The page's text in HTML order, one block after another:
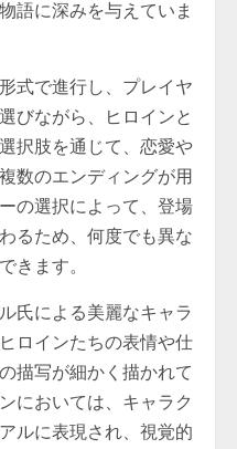
語に深みを与えていま
式で進行し、プレイヤ
びながら、ヒロインと
択肢を通じて、恋愛や
数のエンディングが用
の選択によって、登場
るため、何度でも異な
きます。
氏による美麗なキャラ
ロインたちの表情や仕
描写が細かく描かれて
においては、キャラク
ルに表現され、視覚的